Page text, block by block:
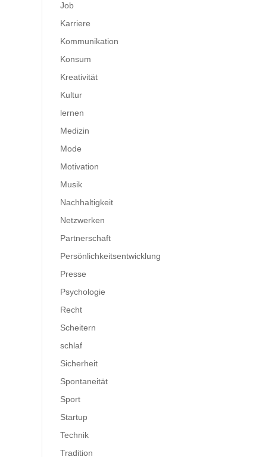
Job
Karriere
Kommunikation
Konsum
Kreativität
Kultur
lernen
Medizin
Mode
Motivation
Musik
Nachhaltigkeit
Netzwerken
Partnerschaft
Persönlichkeitsentwicklung
Presse
Psychologie
Recht
Scheitern
schlaf
Sicherheit
Spontaneität
Sport
Startup
Technik
Tradition